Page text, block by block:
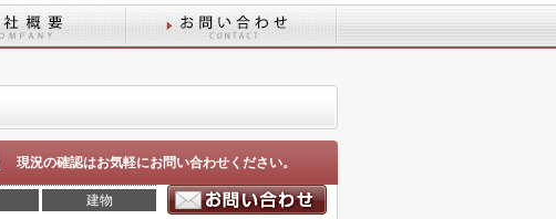
現況の確認はお気軽にお問い合わせください。
建物